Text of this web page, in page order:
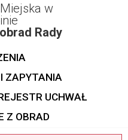
w
Rady
ZAPYTANIA
UCHWAŁ
Z OBRAD